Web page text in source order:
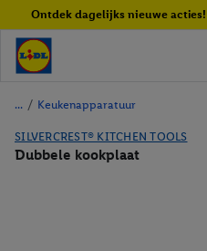
Ontdek dagelijks nieuwe
/ Keukenapparatuur
SILVERCREST® KITCHEN TOOLS
Dubbele kookplaat